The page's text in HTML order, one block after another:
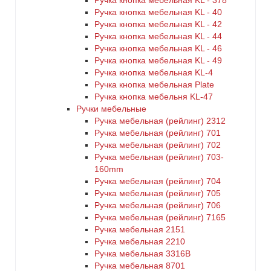
Ручка кнопка мебельная KL - 40
Ручка кнопка мебельная KL - 42
Ручка кнопка мебельная KL - 44
Ручка кнопка мебельная KL - 46
Ручка кнопка мебельная KL - 49
Ручка кнопка мебельная KL-4
Ручка кнопка мебельная Plate
Ручка кнопка мебельня KL-47
Ручки мебельные
Ручка мебельная (рейлинг) 2312
Ручка мебельная (рейлинг) 701
Ручка мебельная (рейлинг) 702
Ручка мебельная (рейлинг) 703-
160mm
Ручка мебельная (рейлинг) 704
Ручка мебельная (рейлинг) 705
Ручка мебельная (рейлинг) 706
Ручка мебельная (рейлинг) 7165
Ручка мебельная 2151
Ручка мебельная 2210
Ручка мебельная 3316B
Ручка мебельная 8701